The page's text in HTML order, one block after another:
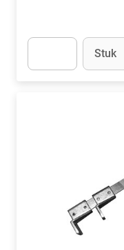
Eenheid
Stuk